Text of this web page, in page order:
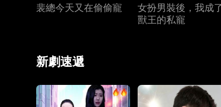
裴總今天又在偷偷寵
女扮男裝後，我成
獸王的私寵
新劇速遞